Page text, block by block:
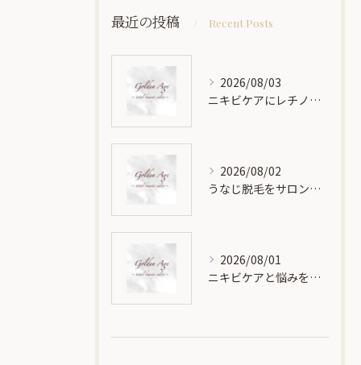
最近の投稿 Recent Posts
2026/08/03
ニキビケアにレチノールはどう使うべきか効果と安全性の正しい見極め方
2026/08/02
うなじ脱毛をサロンで受けた効果や回数の目安を徹底解説
2026/08/01
ニキビケアと悩みを鹿児島県で早期解決する相談と治療法徹底ガイド